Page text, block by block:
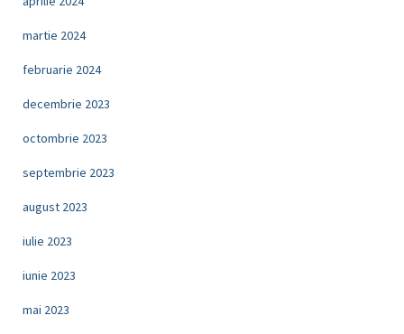
martie 2024
februarie 2024
decembrie 2023
octombrie 2023
septembrie 2023
august 2023
iulie 2023
iunie 2023
mai 2023